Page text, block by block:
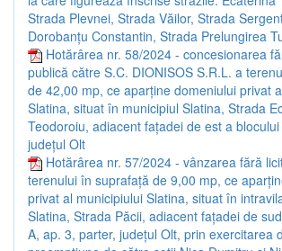
Strada Plevnei, Strada Văilor, Strada
Dorobanțu Constantin, Strada Prelungirea
Hotărârea nr. 58/2024 - concesionarea
publică către S.C. DIONISOS S.R.L. a
de 42,00 mp, ce aparține domeniului privat
Slatina, situat în municipiul Slatina, Strada
Teodoroiu, adiacent fațadei de est a
județul Olt
Hotărârea nr. 57/2024 - vânzarea fără
terenului în suprafață de 9,00 mp, ce
privat al municipiului Slatina, situat în
Slatina, Strada Păcii, adiacent fațadei de
A, ap. 3, parter, județul Olt, prin exercitarea